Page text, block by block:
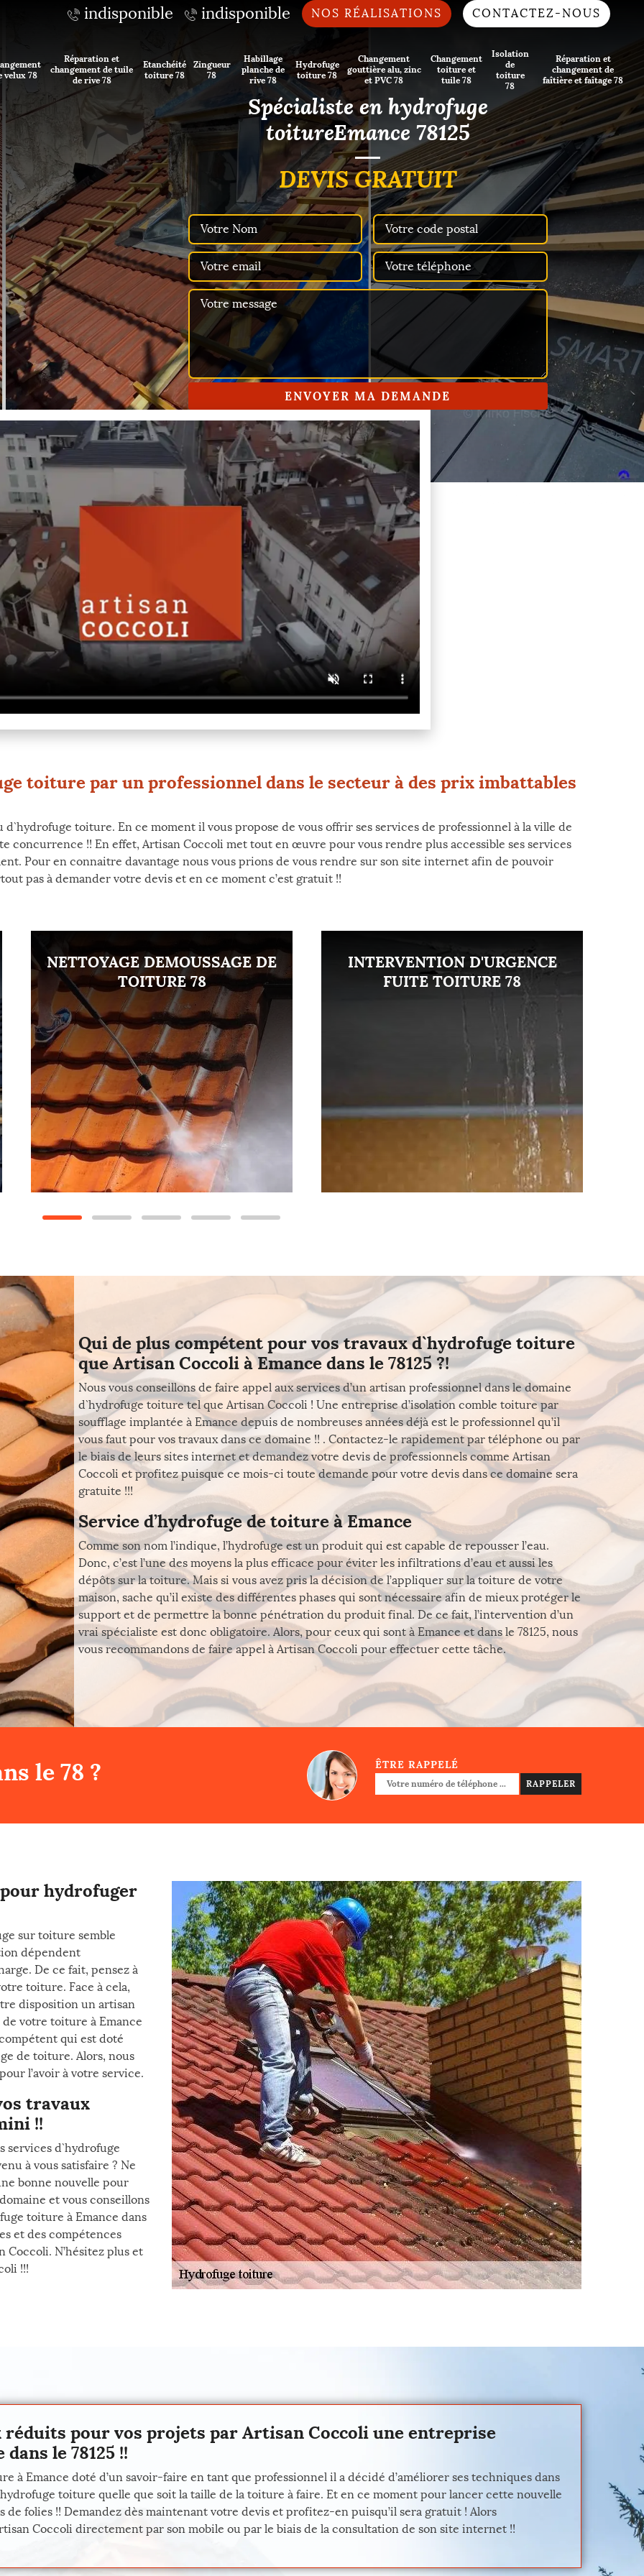
indisponible indisponible NOS RÉALISATIONS CONTACTEZ-NOUS
velux 78
Réparation et
changement de tuile
de rive 78
Etanchéité
toiture 78
Zingueur
78
Habillage
planche de
rive 78
Hydrofuge
toiture 78
Changement
gouttière alu, zinc
et PVC 78
Changement
toiture et
tuile 78
Isolation
de
toiture
78
Réparation et
changement de
faîtière et faîtage 78
Spécialiste en hydrofuge
toitureEmance 78125
DEVIS GRATUIT
toiture par un professionnel dans le secteur à des prix imbattables
toiture. En ce moment il vous propose de vous offrir ses services de professionnel à la ville de
concurrence !! En effet, Artisan Coccoli met tout en œuvre pour vous rendre plus accessible ses services
Pour en connaitre davantage nous vous prions de vous rendre sur son site internet afin de pouvoir
pas à demander votre devis et en ce moment c’est gratuit !!
NETTOYAGE DEMOUSSAGE DE
TOITURE 78
INTERVENTION D'URGENCE
FUITE TOITURE 78
Qui de plus compétent pour vos travaux d`hydrofuge toiture
que Artisan Coccoli à Emance dans le 78125 ?!
Nous vous conseillons de faire appel aux services d’un artisan professionnel dans le domaine
d`hydrofuge toiture tel que Artisan Coccoli ! Une entreprise d’isolation comble toiture par
soufflage implantée à Emance depuis de nombreuses années déjà est le professionnel qu’il
vous faut pour vos travaux dans ce domaine !! . Contactez-le rapidement par téléphone ou par
le biais de leurs sites internet et demandez votre devis de professionnels comme Artisan
Coccoli et profitez puisque ce mois-ci toute demande pour votre devis dans ce domaine sera
gratuite !!!
Service d’hydrofuge de toiture à Emance
Comme son nom l’indique, l’hydrofuge est un produit qui est capable de repousser l’eau.
Donc, c’est l’une des moyens la plus efficace pour éviter les infiltrations d’eau et aussi les
dépôts sur la toiture. Mais si vous avez pris la décision de l’appliquer sur la toiture de votre
maison, sache qu’il existe des différentes phases qui sont nécessaire afin de mieux protéger le
support et de permettre la bonne pénétration du produit final. De ce fait, l’intervention d’un
vrai spécialiste est donc obligatoire. Alors, pour ceux qui sont à Emance et dans le 78125, nous
vous recommandons de faire appel à Artisan Coccoli pour effectuer cette tâche.
le 78 ? ÊTRE RAPPELÉ
hydrofuger
sur toiture semble
dépendent
De ce fait, pensez à
toiture. Face à cela,
disposition un artisan
votre toiture à Emance
qui est doté
de toiture. Alors, nous
l’avoir à votre service.
travaux
!!
services d`hydrofuge
à vous satisfaire ? Ne
bonne nouvelle pour
et vous conseillons
toiture à Emance dans
et des compétences
N’hésitez plus et
!!!
réduits pour vos projets par Artisan Coccoli une entreprise
le 78125 !!
à Emance doté d’un savoir-faire en tant que professionnel il a décidé d’améliorer ses techniques dans
toiture quelle que soit la taille de la toiture à faire. Et en ce moment pour lancer cette nouvelle
folies !! Demandez dès maintenant votre devis et profitez-en puisqu’il sera gratuit ! Alors
Coccoli directement par son mobile ou par le biais de la consultation de son site internet !!